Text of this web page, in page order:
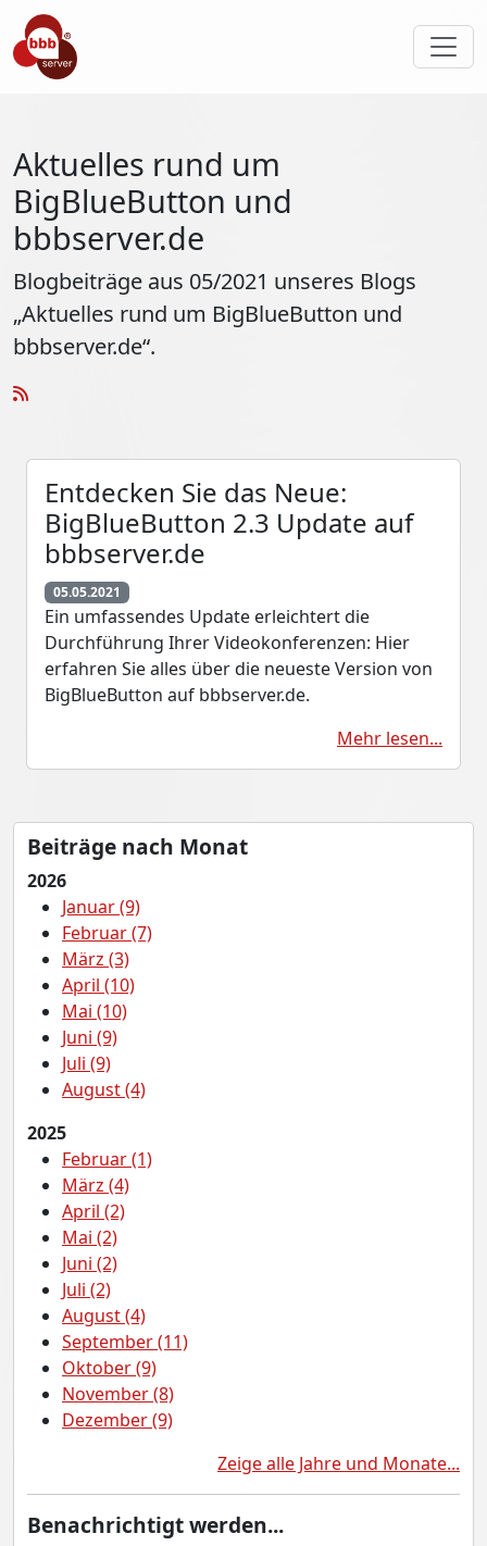
Aktuelles rund um
BigBlueButton und
bbbserver.de
Blogbeiträge aus 05/2021 unseres Blogs
„Aktuelles rund um BigBlueButton und
bbbserver.de“.
Entdecken Sie das Neue:
BigBlueButton 2.3 Update auf
bbbserver.de
05.05.2021
Ein umfassendes Update erleichtert die
Durchführung Ihrer Videokonferenzen: Hier
erfahren Sie alles über die neueste Version von
BigBlueButton auf bbbserver.de.
Mehr lesen...
Beiträge nach Monat
2026
Januar (9)
Februar (7)
März (3)
April (10)
Mai (10)
Juni (9)
Juli (9)
August (4)
2025
Februar (1)
März (4)
April (2)
Mai (2)
Juni (2)
Juli (2)
August (4)
September (11)
Oktober (9)
November (8)
Dezember (9)
Zeige alle Jahre und Monate...
Benachrichtigt werden...